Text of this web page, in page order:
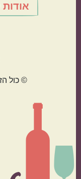
אודות
© כול